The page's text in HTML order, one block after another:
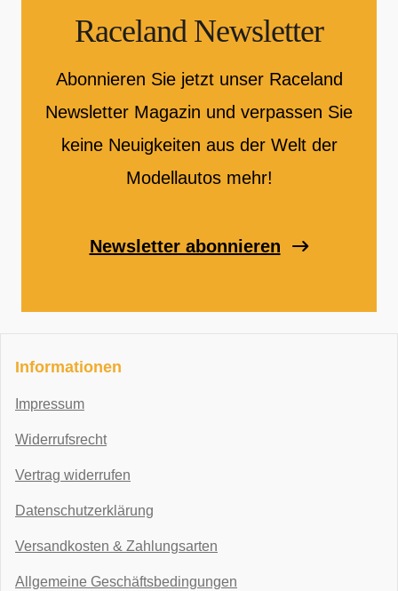
Raceland Newsletter
Abonnieren Sie jetzt unser Raceland
Newsletter Magazin und verpassen Sie
keine Neuigkeiten aus der Welt der
Modellautos mehr!
Newsletter abonnieren
Informationen
Impressum
Widerrufsrecht
Vertrag widerrufen
Datenschutzerklärung
Versandkosten & Zahlungsarten
Allgemeine Geschäftsbedingungen